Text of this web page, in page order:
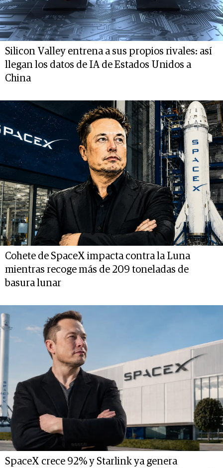
Silicon Valley entrena a sus propios rivales: así
llegan los datos de IA de Estados Unidos a
China
Cohete de SpaceX impacta contra la Luna
mientras recoge más de 209 toneladas de
basura lunar
SpaceX crece 92% y Starlink ya genera